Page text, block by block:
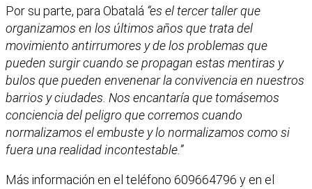
Por su parte, para Obatalá “es el tercer taller que
organizamos en los últimos años que trata del
movimiento antirrumores y de los problemas que
pueden surgir cuando se propagan estas mentiras y
bulos que pueden envenenar la convivencia en nuestros
barrios y ciudades. Nos encantaría que tomásemos
conciencia del peligro que corremos cuando
normalizamos el embuste y lo normalizamos como si
fuera una realidad incontestable.”
Más información en el teléfono 609664796 y en el